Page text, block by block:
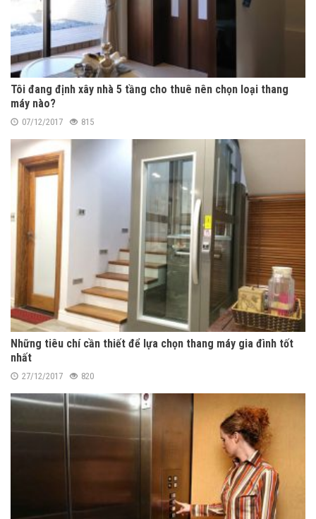
Tôi đang định xây nhà 5 tầng cho thuê nên chọn loại thang
máy nào?
07/12/2017 815
Những tiêu chí cần thiết để lựa chọn thang máy gia đình tốt
nhất
27/12/2017 820